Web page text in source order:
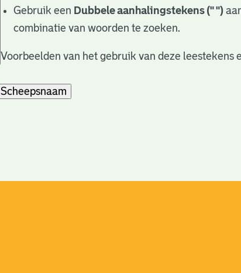
Gebruik een Dubbele aanhalingstekens (" ")
combinatie van woorden te zoeken.
Voorbeelden van het gebruik van deze leestekens
Scheepsnaam